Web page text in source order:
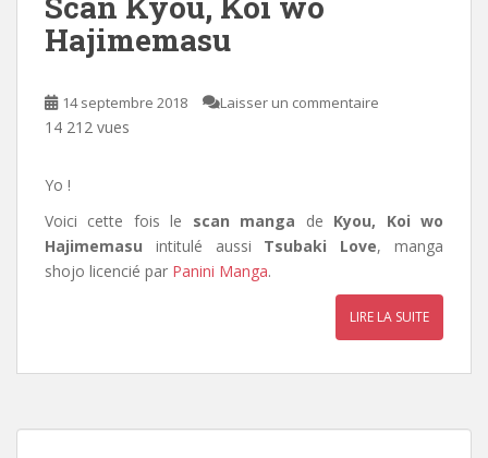
Hajimemasu
14 septembre 2018 Laisser un commentaire
14 212 vues
Yo !
Voici cette fois le scan manga de Kyou, Koi wo
Hajimemasu intitulé aussi Tsubaki Love, manga
shojo licencié par Panini Manga.
LIRE LA SUITE